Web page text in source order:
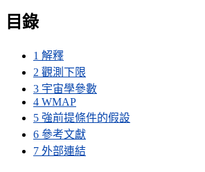
目錄
1 解釋
2 觀測下限
3 宇宙學參數
4 WMAP
5 強前提條件的假設
6 參考文獻
7 外部連結